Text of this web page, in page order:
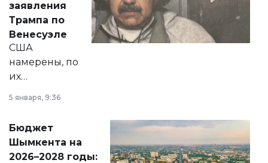
экономики и
личного здоровья.
заявления
Трампа по
Венесуэле
США
намерены, по
их
принести
народу
Венесуэлы.
5 января, 9:36
Бюджет
Шымкента на
2026–2028 годы: